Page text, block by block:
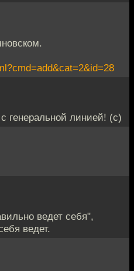
генеральной линией! (с)
ведет себя",
ведет.